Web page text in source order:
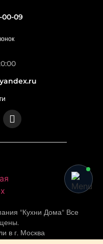
00-09
"Кухни Дома" Все
в г. Москва